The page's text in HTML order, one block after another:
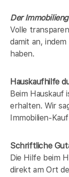
Der
Volle
damit an,
haben.
Hauskaufhilfe
Beim
erhalten. Wir
Immobilien-
Schriftliche
Die Hilfe beim
direkt am Ort